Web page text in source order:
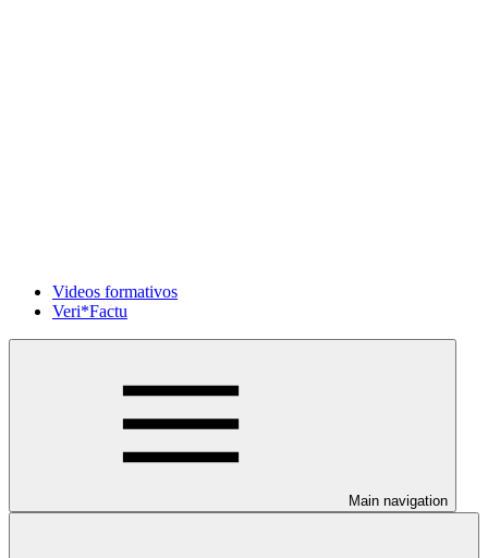
Videos formativos
Veri*Factu
Main navigation